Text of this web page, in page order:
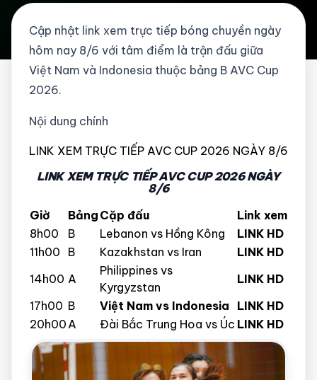
Cập nhật link xem trực tiếp bóng chuyền ngày
hôm nay 8/6 với tâm điểm là trận đấu giữa
Việt Nam và Indonesia thuộc bảng B AVC Cup
2026.
Nội dung chính
LINK XEM TRỰC TIẾP AVC CUP 2026 NGÀY 8/6
LINK XEM TRỰC TIẾP AVC CUP 2026 NGÀY
8/6
Giờ
Bảng Cặp đấu
Link xem
8h00
B Lebanon vs Hồng Kông
LINK HD
11h00
B Kazakhstan vs Iran
LINK HD
14h00 A
Philippines vs
Kyrgyzstan
LINK HD
17h00 B Việt Nam vs Indonesia
LINK HD
20h00A Đài Bắc Trung Hoa vs Úc LINK HD